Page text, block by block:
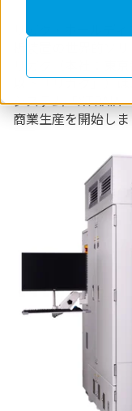
リガク・ホールデ
析装置の世界的ソ
リガク（本社：東
以下「リガク」）
システム「XTRAIA
商業生産を開始し